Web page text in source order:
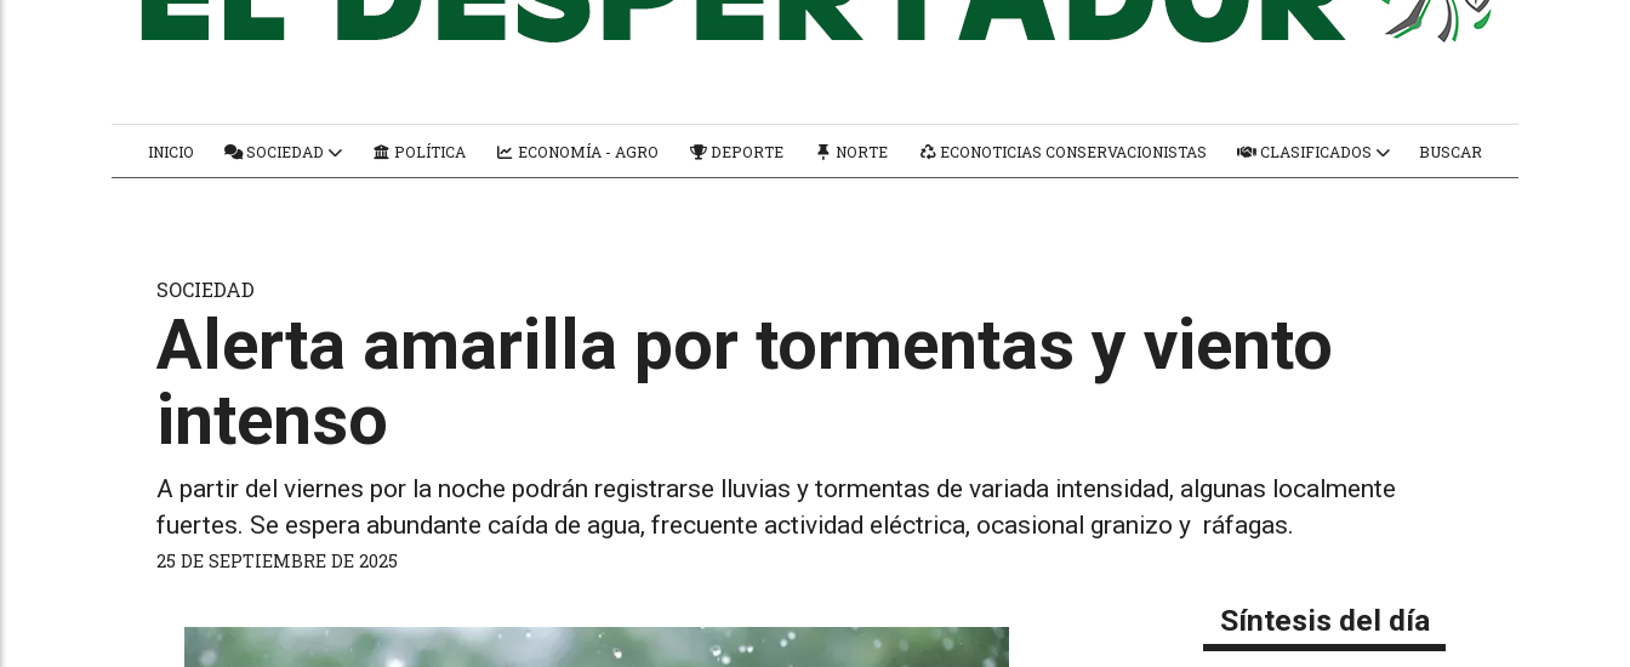
INICIO SOCIEDAD POLÍTICA ECONOMÍA - AGRO DEPORTE NORTE ECONOTICIAS CONSERVACIONISTAS CLASIFICADOS BUSCAR
Alerta amarilla por tormentas y viento
intenso
A partir del viernes por la noche podrán registrarse lluvias y tormentas de variada intensidad, algunas localmente
fuertes. Se espera abundante caída de agua, frecuente actividad eléctrica, ocasional granizo y ráfagas.
SOCIEDAD
25 DE SEPTIEMBRE DE 2025
Síntesis del día